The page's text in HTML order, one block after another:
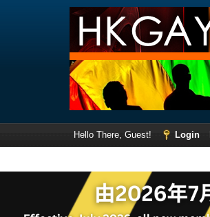
Hello There, Guest! Login